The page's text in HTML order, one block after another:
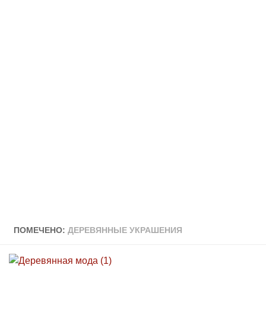
ПОМЕЧЕНО: ДЕРЕВЯННЫЕ УКРАШЕНИЯ